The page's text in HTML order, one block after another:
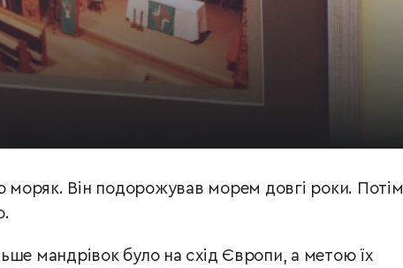
моряк. Він подорожував морем довгі роки. Потім
мандрівок було на схід Європи, а метою їх